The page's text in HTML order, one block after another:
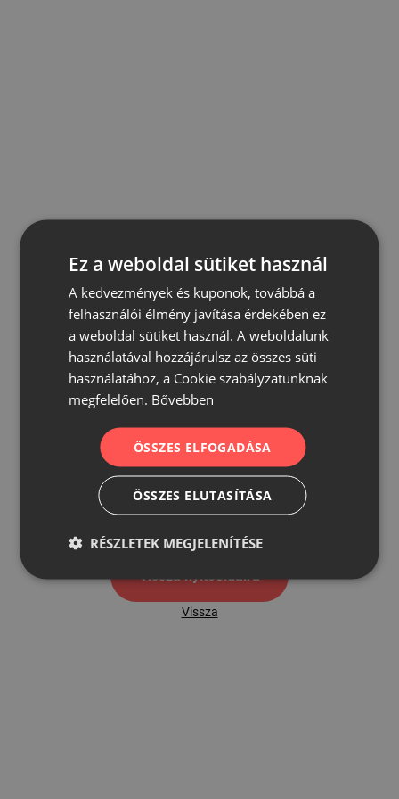
500
Vissza nyítóoldalra
Vissza
Ez a weboldal sütiket használ
A kedvezmények és kuponok, továbbá a
felhasználói élmény javítása érdekében ez
a weboldal sütiket használ. A weboldalunk
használatával hozzájárulsz az összes süti
használatához, a Cookie szabályzatunknak
megfelelően. Bővebben
ÖSSZES ELFOGADÁSA
ÖSSZES ELUTASÍTÁSA
RÉSZLETEK MEGJELENÍTÉSE